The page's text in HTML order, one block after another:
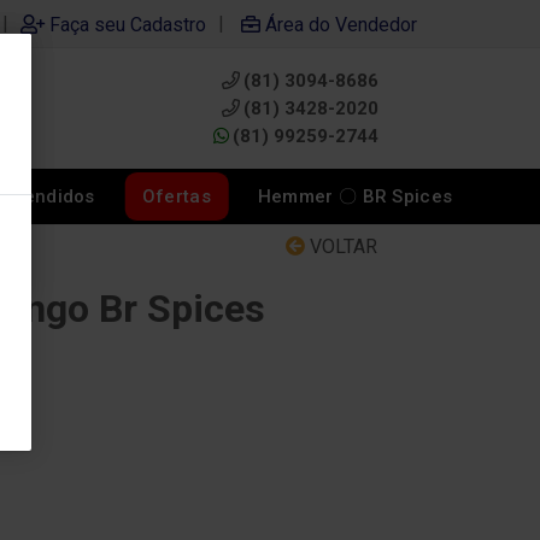
| Faça seu Cadastro | Área do Vendedor
(81) 3094-8686
(81) 3428-2020
(81) 99259-2744
Vendidos Ofertas Hemmer 〇 BR Spices
VOLTAR
Br Spices